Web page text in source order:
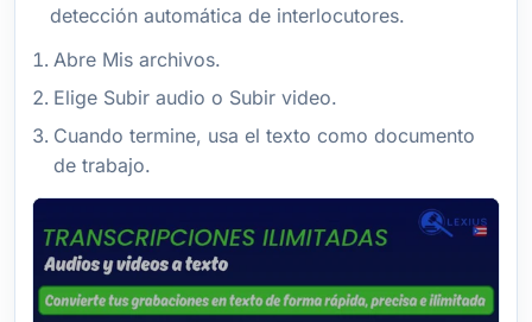
detección automática de interlocutores.
Abre Mis archivos.
Elige Subir audio o Subir video.
Cuando termine, usa el texto como documento
de trabajo.